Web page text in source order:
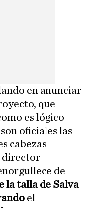
en anunciar
que
es lógico
oficiales las
cabezas
director
de
la talla de Salva
el